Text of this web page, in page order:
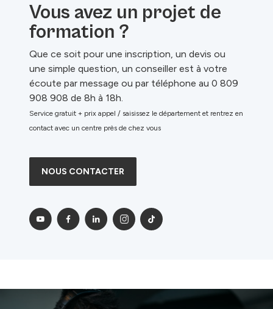
Vous avez un projet de
formation ?
Que ce soit pour une inscription, un devis ou
une simple question, un conseiller est à votre
écoute par message ou par téléphone au 0 809
908 908 de 8h à 18h.
Service gratuit + prix appel / saisissez le département et rentrez en
contact avec un centre près de chez vous
NOUS CONTACTER